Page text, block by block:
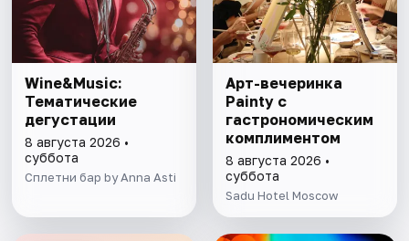
Wine&Music:
Тематические
дегустации
8 августа 2026 •
суббота
Сплетни бар by Anna Asti
Арт-вечеринка
Painty с
гастрономическим
комплиментом
8 августа 2026 •
суббота
Sadu Hotel Moscow